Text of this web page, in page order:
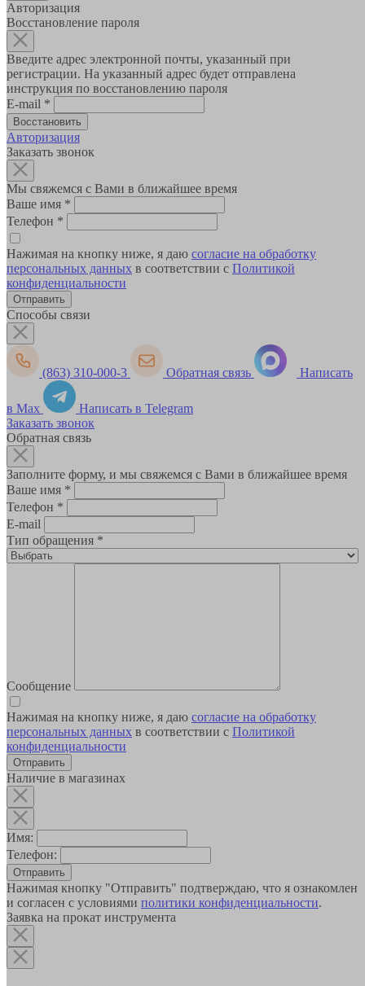
Авторизация
Восстановление пароля
Введите адрес электронной почты, указанный при
регистрации. На указанный адрес будет отправлена
инструкция по восстановлению пароля
E-mail *
Авторизация
Заказать звонок
Мы свяжемся с Вами в ближайшее время
Ваше имя *
Телефон *
Нажимая на кнопку ниже, я даю согласие на обработку
персональных данных в соответствии с Политикой
конфиденциальности
Способы связи
(863) 310-000-3 Обратная связь Написать
в Max
Написать в Telegram
Заказать звонок
Обратная связь
Заполните форму, и мы свяжемся с Вами в ближайшее время
Ваше имя *
Телефон *
E-mail
Тип обращения *
Сообщение
Нажимая на кнопку ниже, я даю согласие на обработку
персональных данных в соответствии с Политикой
конфиденциальности
Наличие в магазинах
Имя:
Телефон:
Отправить
Нажимая кнопку "Отправить" подтверждаю, что я ознакомлен
и согласен с условиями политики конфиденциальности.
Заявка на прокат инструмента